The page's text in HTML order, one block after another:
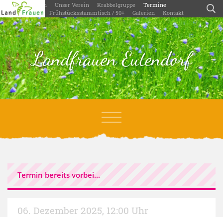
Willkommen Unser Verein Krabbelgruppe
Termine
Aktivitäten
Frühstücksstammtisch / 50+ Galerien Kontakt
Landfrauen Eutendorf
Termin bereits vorbei...
06. Dezember 2025, 12:00 Uhr